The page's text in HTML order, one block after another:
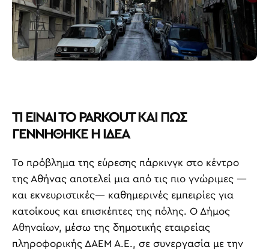
ΤΙ ΕΙΝΑΙ ΤΟ PARKOUT ΚΑΙ ΠΩΣ
ΓΕΝΝΗΘΗΚΕ Η ΙΔΕΑ
Το πρόβλημα της εύρεσης πάρκινγκ στο κέντρο
της Αθήνας αποτελεί μια από τις πιο γνώριμες —
και εκνευριστικές— καθημερινές εμπειρίες για
κατοίκους και επισκέπτες της πόλης. Ο Δήμος
Αθηναίων, μέσω της δημοτικής εταιρείας
πληροφορικής ΔΑΕΜ Α.Ε., σε συνεργασία με την